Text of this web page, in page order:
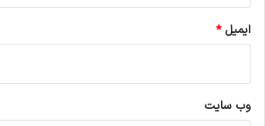
ایمیل*
وب‌ سایت